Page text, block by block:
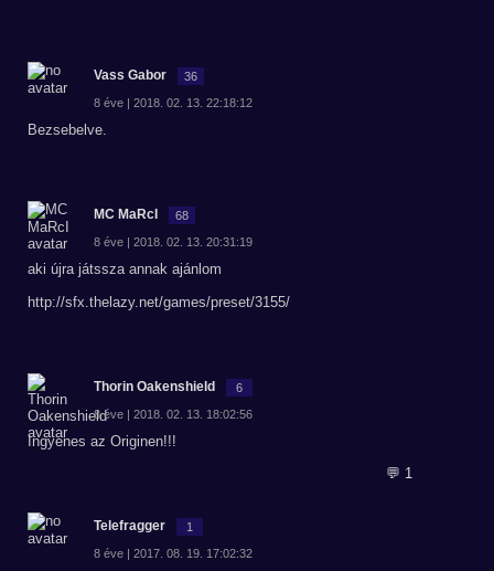
Vass Gabor 36
8 éve | 2018. 02. 13. 22:18:12
Bezsebelve.
MC MaRcI 68
8 éve | 2018. 02. 13. 20:31:19
aki újra játssza annak ajánlom
http://sfx.thelazy.net/games/preset/3155/
Thorin Oakenshield 6
8 éve | 2018. 02. 13. 18:02:56
Ingyenes az Originen!!!
💬 1
Telefragger 1
8 éve | 2017. 08. 19. 17:02:32